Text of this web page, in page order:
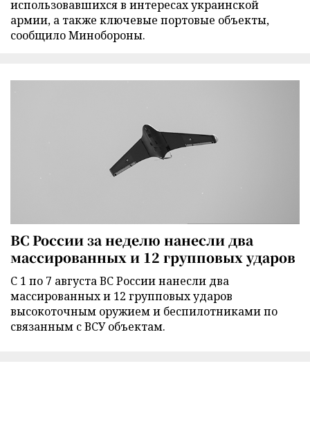
использовавшихся в интересах украинской
армии, а также ключевые портовые объекты,
сообщило Минобороны.
ВС России за неделю нанесли два
массированных и 12 групповых ударов
С 1 по 7 августа ВС России нанесли два
массированных и 12 групповых ударов
высокоточным оружием и беспилотниками по
связанным с ВСУ объектам.